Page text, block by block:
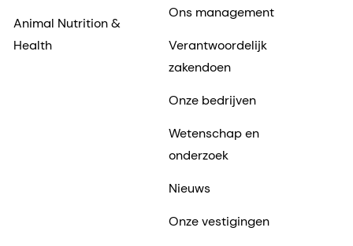
Animal Nutrition &
Health
Ons management
Verantwoordelijk
zakendoen
Onze bedrijven
Wetenschap en
onderzoek
Nieuws
Onze vestigingen